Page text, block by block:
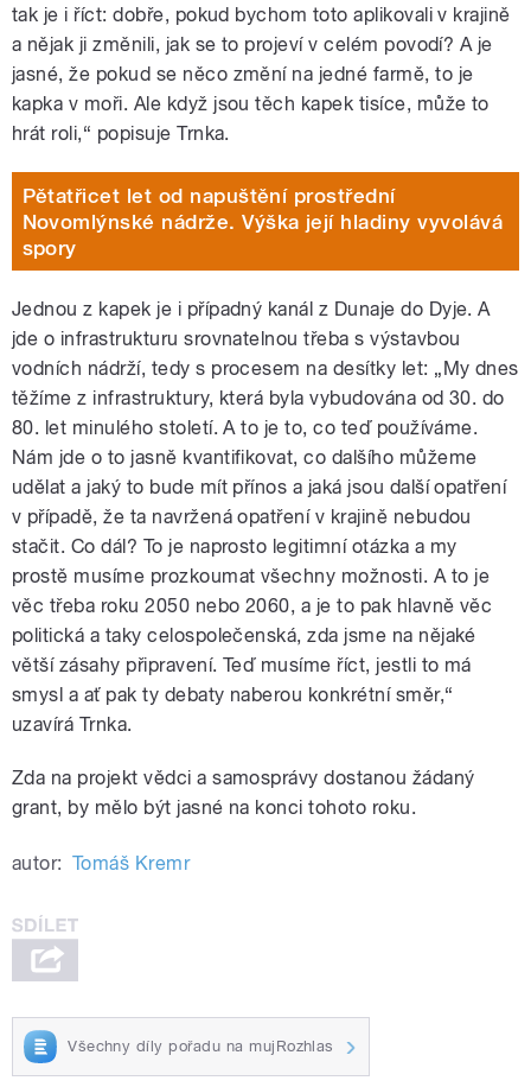
tak je i říct: dobře, pokud bychom toto aplikovali v krajině
a nějak ji změnili, jak se to projeví v celém povodí? A je
jasné, že pokud se něco změní na jedné farmě, to je
kapka v moři. Ale když jsou těch kapek tisíce, může to
hrát roli,“ popisuje Trnka.
Pětatřicet let od napuštění prostřední
Novomlýnské nádrže. Výška její hladiny vyvolává
spory
Jednou z kapek je i případný kanál z Dunaje do Dyje. A
jde o infrastrukturu srovnatelnou třeba s výstavbou
vodních nádrží, tedy s procesem na desítky let: „My dnes
těžíme z infrastruktury, která byla vybudována od 30. do
80. let minulého století. A to je to, co teď používáme.
Nám jde o to jasně kvantifikovat, co dalšího můžeme
udělat a jaký to bude mít přínos a jaká jsou další opatření
v případě, že ta navržená opatření v krajině nebudou
stačit. Co dál? To je naprosto legitimní otázka a my
prostě musíme prozkoumat všechny možnosti. A to je
věc třeba roku 2050 nebo 2060, a je to pak hlavně věc
politická a taky celospolečenská, zda jsme na nějaké
větší zásahy připravení. Teď musíme říct, jestli to má
smysl a ať pak ty debaty naberou konkrétní směr,“
uzavírá Trnka.
Zda na projekt vědci a samosprávy dostanou žádaný
grant, by mělo být jasné na konci tohoto roku.
autor: Tomáš Kremr
Všechny díly pořadu na mujRozhlas